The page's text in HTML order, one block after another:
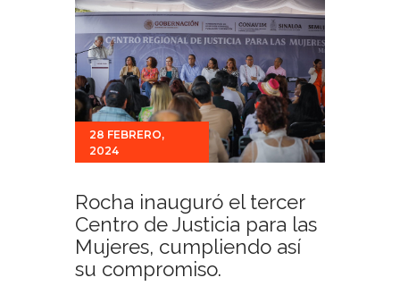
Estaciones
Eventos
Promociones
Noticias
Para ti
Contacto
28 FEBRERO,
2024
Rocha inauguró el tercer
Centro de Justicia para las
Mujeres, cumpliendo así
su compromiso.